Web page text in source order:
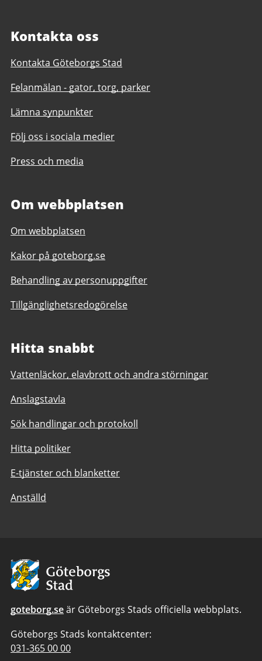
Kontakta oss
Kontakta Göteborgs Stad
Felanmälan - gator, torg, parker
Lämna synpunkter
Följ oss i sociala medier
Press och media
Om webbplatsen
Om webbplatsen
Kakor på goteborg.se
Behandling av personuppgifter
Tillgänglighetsredogörelse
Hitta snabbt
Vattenläckor, elavbrott och andra störningar
Anslagstavla
Sök handlingar och protokoll
Hitta politiker
E-tjänster och blanketter
Anställd
Avsändare:
Göteborgs
Stad
goteborg.seär Göteborgs Stads officiella webbplats.
Göteborgs Stads kontaktcenter:
Telefonnummer
031-365 00 00